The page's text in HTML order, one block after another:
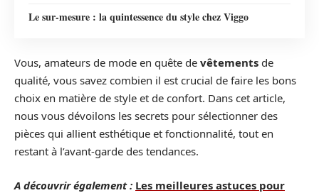
Le sur-mesure : la quintessence du style chez Viggo
Vous, amateurs de mode en quête de vêtements de
qualité, vous savez combien il est crucial de faire les bons
choix en matière de style et de confort. Dans cet article,
nous vous dévoilons les secrets pour sélectionner des
pièces qui allient esthétique et fonctionnalité, tout en
restant à l’avant-garde des tendances.
A découvrir également : Les meilleures astuces pour